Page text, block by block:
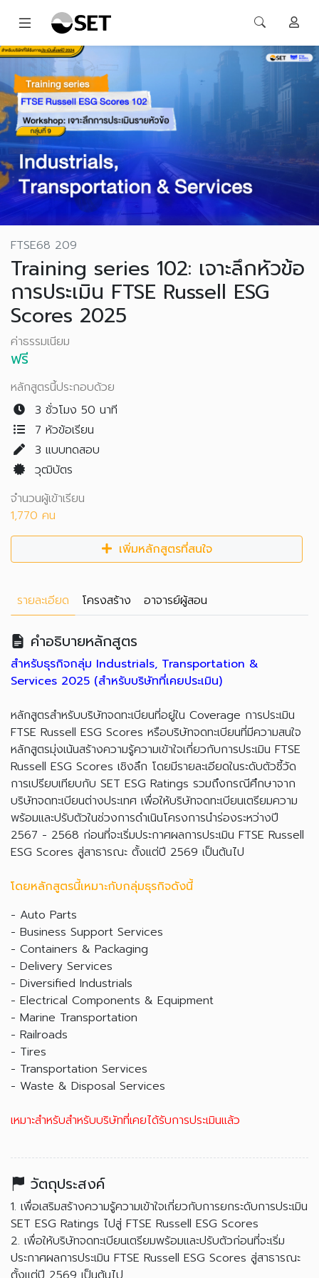
FTSE68 209
Training series 102: เจาะลึกหัวข้อ
การประเมิน FTSE Russell ESG
Scores 2025
ค่าธรรมเนียม
ฟรี
หลักสูตรนี้ประกอบด้วย
3 ชั่วโมง 50 นาที
7 หัวข้อเรียน
3 แบบทดสอบ
วุฒิบัตร
จำนวนผู้เข้าเรียน
1,770 คน
เพิ่มหลักสูตรที่สนใจ
รายละเอียด โครงสร้าง อาจารย์ผู้สอน
คำอธิบายหลักสูตร
สำหรับธุรกิจกลุ่ม Industrials, Transportation &
Services 2025 (สำหรับบริษัทที่เคยประเมิน)
หลักสูตรสำหรับบริษัทจดทะเบียนที่อยู่ใน Coverage การประเมิน
FTSE Russell ESG Scores หรือบริษัทจดทะเบียนที่มีความสนใจ
หลักสูตรมุ่งเน้นสร้างความรู้ความเข้าใจเกี่ยวกับการประเมิน FTSE
Russell ESG Scores เชิงลึก โดยมีรายละเอียดในระดับตัวชี้วัด
การเปรียบเทียบกับ SET ESG Ratings รวมถึงกรณีศึกษาจาก
บริษัทจดทะเบียนต่างประเทศ เพื่อให้บริษัทจดทะเบียนเตรียมความ
พร้อมและปรับตัวในช่วงการดำเนินโครงการนำร่องระหว่างปี
2567 - 2568 ก่อนที่จะเริ่มประกาศผลการประเมิน FTSE Russell
ESG Scores สู่สาธารณะ ตั้งแต่ปี 2569 เป็นต้นไป
โดยหลักสูตรนี้เหมาะกับกลุ่มธุรกิจดังนี้
- Auto Parts
- Business Support Services
- Containers & Packaging
- Delivery Services
- Diversified Industrials
- Electrical Components & Equipment
- Marine Transportation
- Railroads
- Tires
- Transportation Services
- Waste & Disposal Services
เหมาะสำหรับสำหรับบริษัทที่เคยได้รับการประเมินแล้ว
วัตถุประสงค์
1. เพื่อเสริมสร้างความรู้ความเข้าใจเกี่ยวกับการยกระดับการประเมิน
SET ESG Ratings ไปสู่ FTSE Russell ESG Scores
2. เพื่อให้บริษัทจดทะเบียนเตรียมพร้อมและปรับตัวก่อนที่จะเริ่ม
ประกาศผลการประเมิน FTSE Russell ESG Scores สู่สาธารณะ